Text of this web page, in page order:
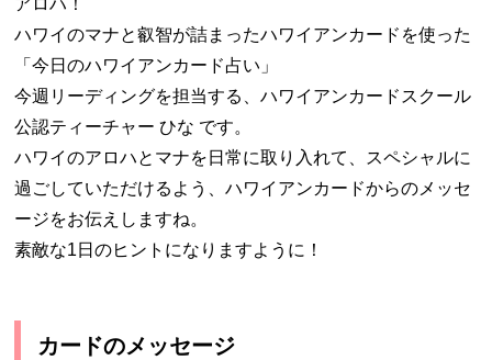
アロハ！
ハワイのマナと叡智が詰まったハワイアンカードを使った
「今日のハワイアンカード占い」
今週リーディングを担当する、ハワイアンカードスクール
公認ティーチャー ひな です。
ハワイのアロハとマナを日常に取り入れて、スペシャルに
過ごしていただけるよう、ハワイアンカードからのメッセ
ージをお伝えしますね。
素敵な1日のヒントになりますように！
カードのメッセージ